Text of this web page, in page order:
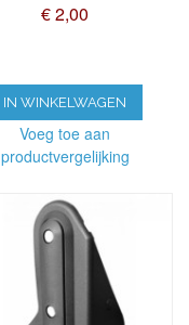
€ 2,00
IN WINKELWAGEN
Voeg toe aan
productvergelijking